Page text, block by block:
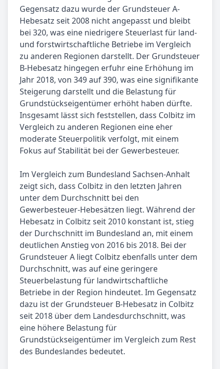
Gegensatz dazu wurde der Grundsteuer A-
Hebesatz seit 2008 nicht angepasst und bleibt
bei 320, was eine niedrigere Steuerlast für land-
und forstwirtschaftliche Betriebe im Vergleich
zu anderen Regionen darstellt. Der Grundsteuer
B-Hebesatz hingegen erfuhr eine Erhöhung im
Jahr 2018, von 349 auf 390, was eine signifikante
Steigerung darstellt und die Belastung für
Grundstückseigentümer erhöht haben dürfte.
Insgesamt lässt sich feststellen, dass Colbitz im
Vergleich zu anderen Regionen eine eher
moderate Steuerpolitik verfolgt, mit einem
Fokus auf Stabilität bei der Gewerbesteuer.
Im Vergleich zum Bundesland Sachsen-Anhalt
zeigt sich, dass Colbitz in den letzten Jahren
unter dem Durchschnitt bei den
Gewerbesteuer-Hebesätzen liegt. Während der
Hebesatz in Colbitz seit 2010 konstant ist, stieg
der Durchschnitt im Bundesland an, mit einem
deutlichen Anstieg von 2016 bis 2018. Bei der
Grundsteuer A liegt Colbitz ebenfalls unter dem
Durchschnitt, was auf eine geringere
Steuerbelastung für landwirtschaftliche
Betriebe in der Region hindeutet. Im Gegensatz
dazu ist der Grundsteuer B-Hebesatz in Colbitz
seit 2018 über dem Landesdurchschnitt, was
eine höhere Belastung für
Grundstückseigentümer im Vergleich zum Rest
des Bundeslandes bedeutet.